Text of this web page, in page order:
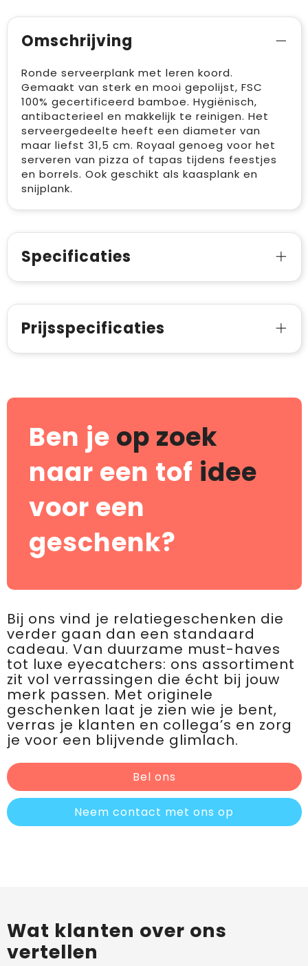
Omschrijving
Ronde serveerplank met leren koord.
Gemaakt van sterk en mooi gepolijst, FSC
100% gecertificeerd bamboe. Hygiënisch,
antibacterieel en makkelijk te reinigen. Het
serveergedeelte heeft een diameter van
maar liefst 31,5 cm. Royaal genoeg voor het
serveren van pizza of tapas tijdens feestjes
en borrels. Ook geschikt als kaasplank en
snijplank.
Specificaties
Prijsspecificaties
Ben je op zoek
naar een tof idee
voor een
geschenk?
Bij ons vind je relatiegeschenken die
verder gaan dan een standaard
cadeau. Van duurzame must-haves
tot luxe eyecatchers: ons assortiment
zit vol verrassingen die écht bij jouw
merk passen. Met originele
geschenken laat je zien wie je bent,
verras je klanten en collega’s en zorg
je voor een blijvende glimlach.
Bel ons
Neem contact met ons op
Wat klanten over ons
vertellen